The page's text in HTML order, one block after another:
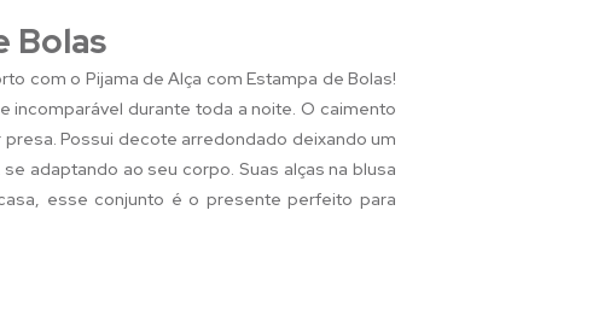
Bolas
com o Pijama de Alça com Estampa de Bolas!
incomparável durante toda a noite. O caimento
Possui decote arredondado deixando um
adaptando ao seu corpo. Suas alças na blusa
esse conjunto é o presente perfeito para